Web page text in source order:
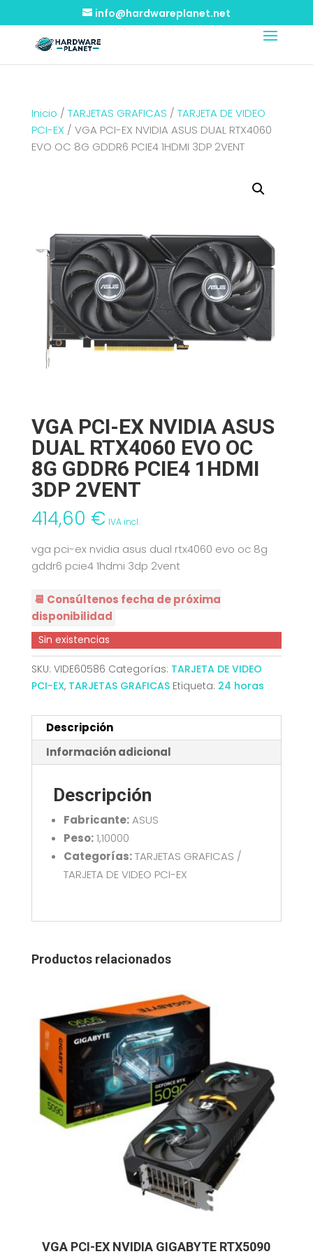
info@hardwareplanet.net
Inicio / TARJETAS GRAFICAS / TARJETA DE VIDEO
PCI-EX / VGA PCI-EX NVIDIA ASUS DUAL RTX4060
EVO OC 8G GDDR6 PCIE4 1HDMI 3DP 2VENT
VGA PCI-EX NVIDIA ASUS
DUAL RTX4060 EVO OC
8G GDDR6 PCIE4 1HDMI
3DP 2VENT
414,60 € IVA incl.
vga pci-ex nvidia asus dual rtx4060 evo oc 8g
gddr6 pcie4 1hdmi 3dp 2vent
📆 Consúltenos fecha de próxima
disponibilidad
Sin existencias
SKU: VIDE60586 Categorías: TARJETA DE VIDEO
PCI-EX, TARJETAS GRAFICAS Etiqueta: 24 horas
Descripción
Información adicional
Descripción
Fabricante:ASUS
Peso:1,10000
Categorías:TARJETAS GRAFICAS /
TARJETA DE VIDEO PCI-EX
Productos relacionados
VGA PCI-EX NVIDIA GIGABYTE RTX5090